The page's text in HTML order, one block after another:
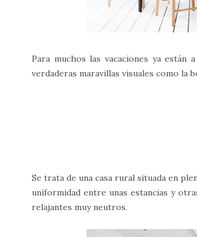
Para muchos las vacaciones ya
verdaderas maravillas visuales como la
Se trata de una casa rural situada en
uniformidad entre unas estancias y
relajantes muy neutros.